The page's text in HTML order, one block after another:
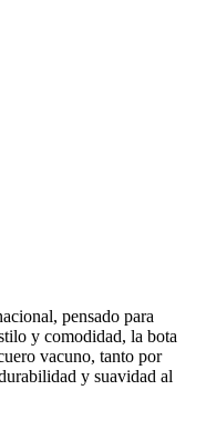
pensado para
y comodidad, la bota
vacuno, tanto por
y suavidad al